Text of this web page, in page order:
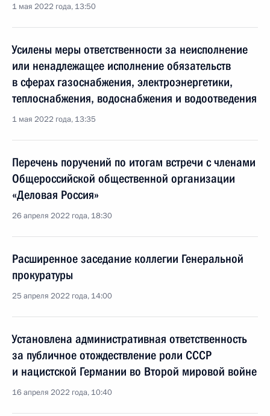
1 мая 2022 года, 13:50
Усилены меры ответственности за неисполнение
или ненадлежащее исполнение обязательств
в сферах газоснабжения, электроэнергетики,
теплоснабжения, водоснабжения и водоотведения
1 мая 2022 года, 13:35
Перечень поручений по итогам встречи с членами
Общероссийской общественной организации
«Деловая Россия»
26 апреля 2022 года, 18:30
Расширенное заседание коллегии Генеральной
прокуратуры
25 апреля 2022 года, 14:00
Установлена административная ответственность
за публичное отождествление роли СССР
и нацистской Германии во Второй мировой войне
16 апреля 2022 года, 10:40